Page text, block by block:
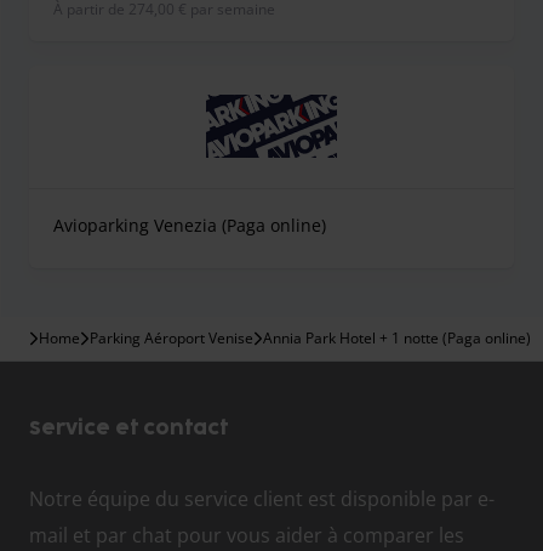
1,2km
Il y a un bar pour les boissons et un restaurant pour le
dîner, ouvert de 18h30 à 22h00 (fermé le dimanche).
climatisation, minibar, coffre-fort, sèche-cheveux, service
À partir de 274,00 € par semaine
Avioparking Venezia (Paga online)
Home Parking Aéroport Venise Annia Park Hotel + 1 notte (Paga online)
Service et contact
Notre équipe du service client est disponible par e-
mail et par chat pour vous aider à comparer les